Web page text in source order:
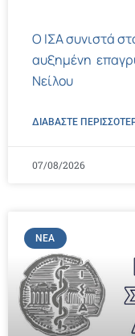
Ο ΙΣΑ συνιστά
αυξημένη
Νείλου
ΔΙΑΒΑΣΤΕ
07/08/2026
ΝΈΑ